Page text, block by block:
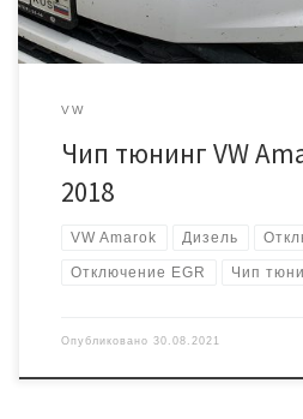
VW
Чип тюнинг VW
2018
VW Amarok Дизель
Отключение EGR Чип
Опубликовано 30.08.2021